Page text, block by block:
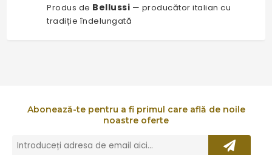
Produs de Bellussi — producător italian cu
tradiție îndelungată
Abonează-te pentru a fi primul care află de noile
noastre oferte